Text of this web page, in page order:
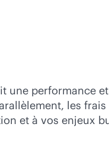
une performance
les frais
et à vos enjeux